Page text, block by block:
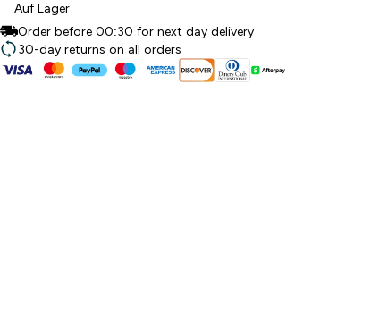
Auf Lager
Order before 00:30 for next day delivery
30-day returns on all orders